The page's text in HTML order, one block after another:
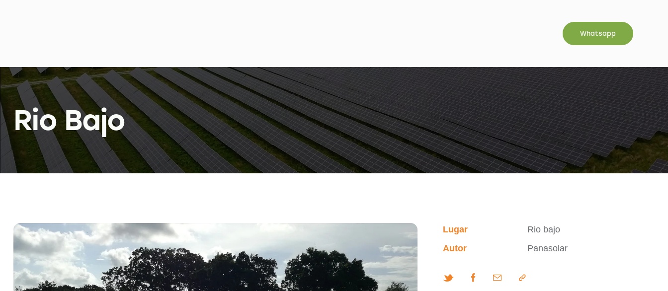
Whatsapp
Rio Bajo
Lugar
Rio bajo
Autor
Panasolar